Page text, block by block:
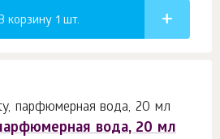
корзину 1 шт.
вода, 20 мл